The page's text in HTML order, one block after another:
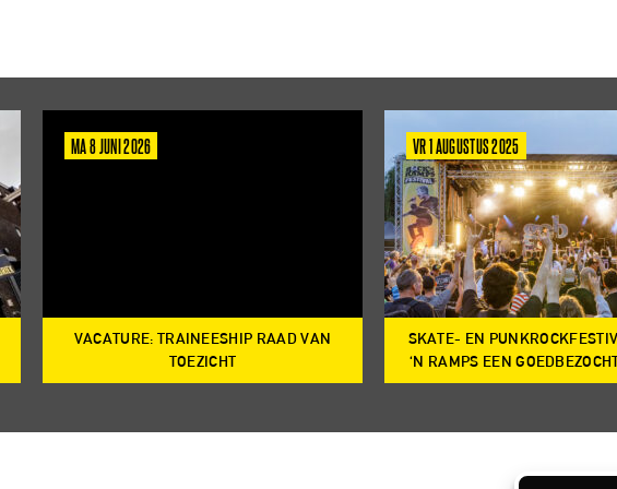
MA 8 JUNI 2026
VACATURE: TRAINEESHIP RAAD VAN
TOEZICHT
VR 1 AUGUSTUS 2025
SKATE- EN
‘N RAMPS EEN